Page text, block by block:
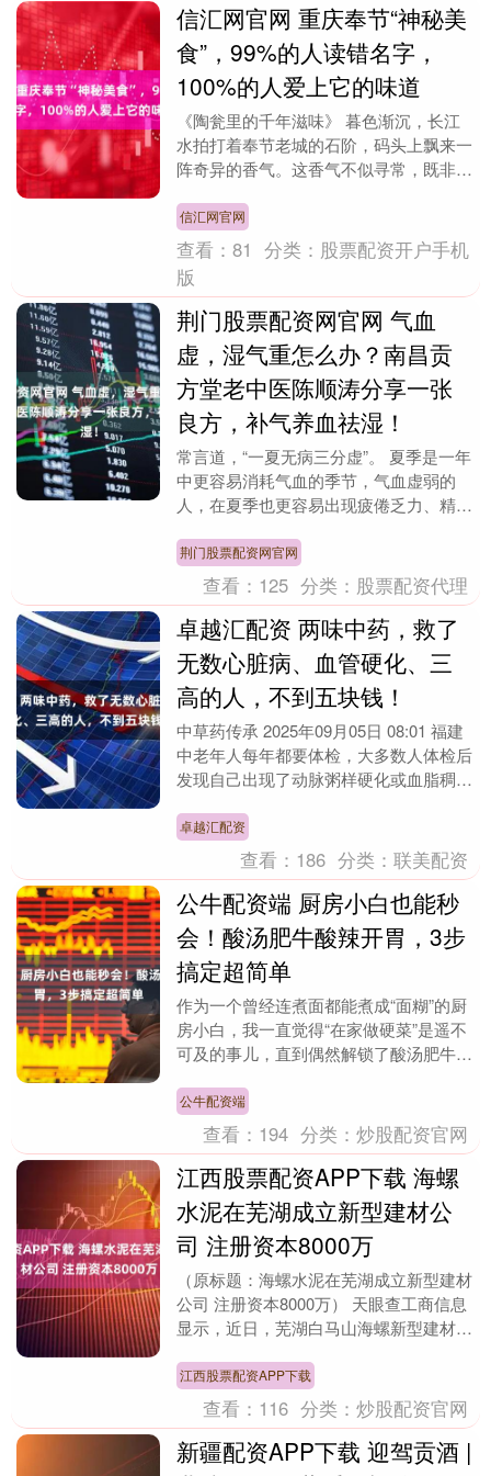
信汇网官网 重庆奉节“神秘美
食”，99%的人读错名字，
100%的人爱上它的味道
《陶瓮里的千年滋味》 暮色渐沉，长江
水拍打着奉节老城的石阶，码头上飘来一
阵奇异的香气。这香气不似寻常，既非火
光深处飘来的古早....
信汇网官网
查看：81 分类： 股票配资开户手机
版
荆门股票配资网官网 气血
虚，湿气重怎么办？南昌贡
方堂老中医陈顺涛分享一张
良方，补气养血祛湿！
常言道，“一夏无病三分虚”。 夏季是一年
中更容易消耗气血的季节，气血虚弱的
人，在夏季也更容易出现疲倦乏力、精神
全身，还会出现....
荆门股票配资网官网
查看： 125 分类： 股票配资代理
卓越汇配资 两味中药，救了
无数心脏病、血管硬化、三
高的人，不到五块钱！
中草药传承 2025年09月05日 08:01 福建
中老年人每年都要体检，大多数人体检后
发现自己出现了动脉粥样硬化或血脂稠的
卓越汇配资
查看： 186 分类：联美配资
公牛配资端 厨房小白也能秒
会！酸汤肥牛酸辣开胃，3步
搞定超简单
作为一个曾经连煮面都能煮成“面糊”的厨
房小白，我一直觉得“在家做硬菜”是遥不
可及的事儿，直到偶然解锁了酸汤肥牛
打造的！不仅酸....
公牛配资端
查看： 194 分类：炒股配资官网
江西股票配资APP下载 海螺
水泥在芜湖成立新型建材公
司 注册资本8000万
（原标题：海螺水泥在芜湖成立新型建材
公司 注册资本8000万） 天眼查工商信息
显示，近日，芜湖白马山海螺新型建材有
资本800....
江西股票配资APP下载
查看： 116 分类：炒股配资官网
新疆配资APP下载 迎驾贡酒 |